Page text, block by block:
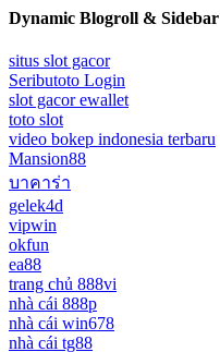
Dynamic Blogroll & Sidebar
situs slot gacor
Seributoto Login
slot gacor ewallet
toto slot
video bokep indonesia terbaru
Mansion88
บาคาร่า
gelek4d
vipwin
okfun
ea88
trang chủ 888vi
nhà cái 888p
nhà cái win678
nhà cái tg88